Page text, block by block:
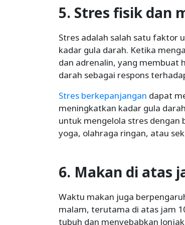
5. Stres fisik dan
Stres adalah salah satu faktor
kadar gula darah. Ketika
dan adrenalin, yang membuat
darah sebagai respons
Stres berkepanjangan dapat
meningkatkan kadar gula
untuk mengelola stres dengan
yoga, olahraga ringan, atau
6. Makan di atas
Waktu makan juga
malam, terutama di atas jam
tubuh dan menyebabkan